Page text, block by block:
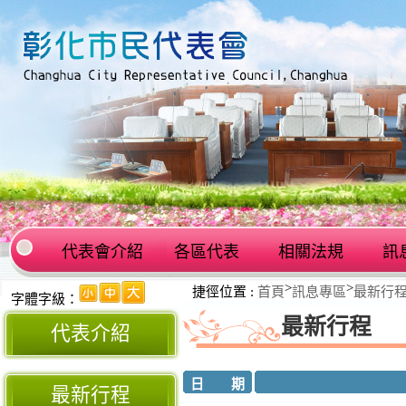
代表會介紹 各區代表 相關法規 訊
字體字級：
代表介紹
最新行程
捷徑位置 : 首頁>訊息專區>最新行
最新行程
日 期